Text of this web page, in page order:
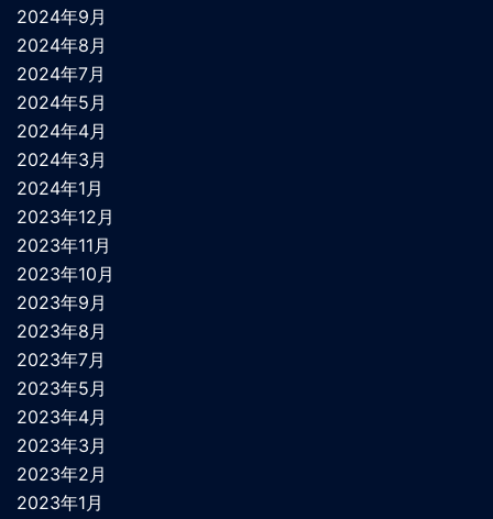
2024年9月
2024年8月
2024年7月
2024年5月
2024年4月
2024年3月
2024年1月
2023年12月
2023年11月
2023年10月
2023年9月
2023年8月
2023年7月
2023年5月
2023年4月
2023年3月
2023年2月
2023年1月